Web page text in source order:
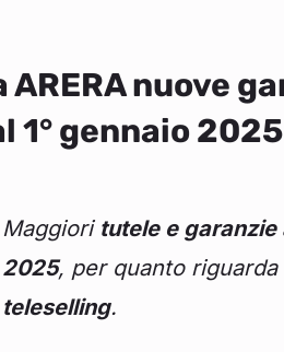
ARERA nuove
1° gennaio 2025
Maggiori tutele e
2025, per quanto riguarda
teleselling.